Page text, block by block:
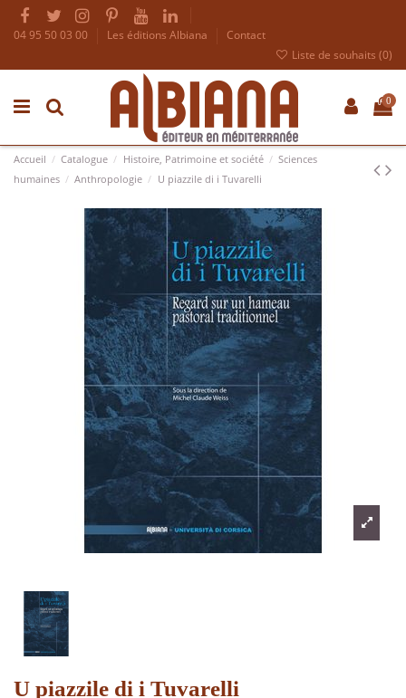
04 95 50 03 00 Les éditions Albiana
Contact
Liste de souhaits (0)
0
Accueil Catalogue Histoire, Patrimoine et société
Sciences
humaines
Anthropologie U piazzile di i Tuvarelli
U piazzile di i Tuvarelli